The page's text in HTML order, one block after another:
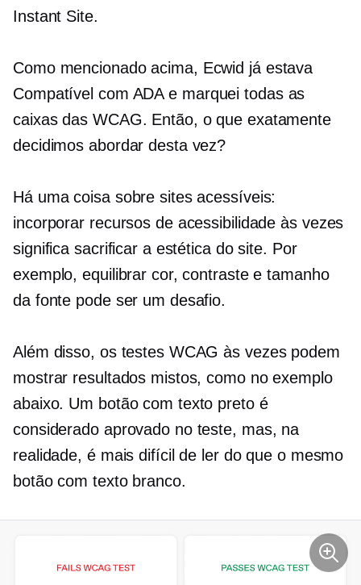
Instant Site.
Como mencionado acima, Ecwid já estava
Compatível com ADAe marquei todas as
caixas das WCAG. Então, o que exatamente
decidimos abordar desta vez?
Há uma coisa sobre sites acessíveis:
incorporar recursos de acessibilidade às vezes
significa sacrificar a estética do site. Por
exemplo, equilibrar cor, contraste e tamanho
da fonte pode ser um desafio.
Além disso, os testes WCAG às vezes podem
mostrar resultados mistos, como no exemplo
abaixo. Um botão com texto preto é
considerado aprovado no teste, mas, na
realidade, é mais difícil de ler do que o mesmo
botão com texto branco.